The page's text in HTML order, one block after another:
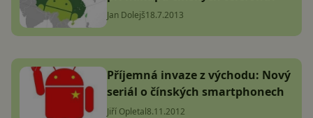
Jan Dolejš18.7.2013
Příjemná invaze z východu: Nový
seriál o čínských smartphonech
Jiří Opletal8.11.2012